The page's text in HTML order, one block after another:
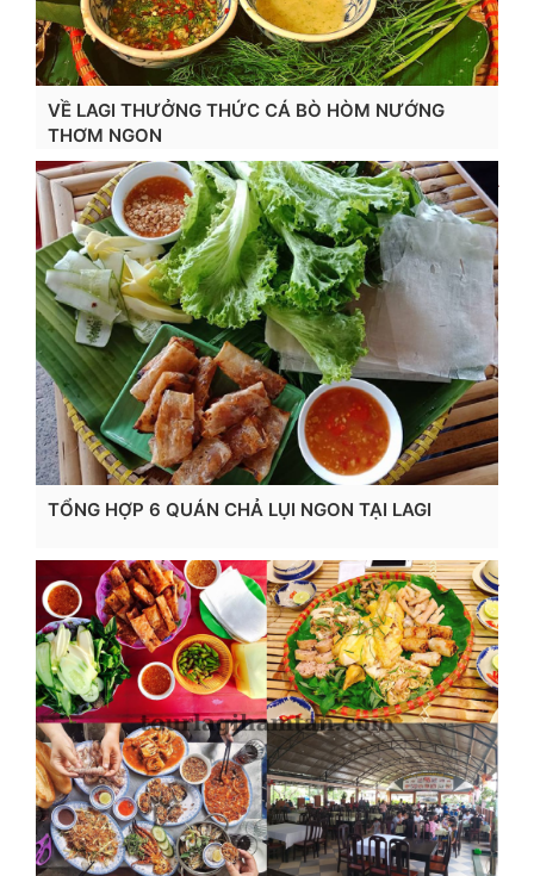
VỀ LAGI THƯỞNG THỨC CÁ BÒ HÒM NƯỚNG
THƠM NGON
Xem chi tiết...
TỔNG HỢP 6 QUÁN CHẢ LỤI NGON TẠI LAGI
Xem chi tiết...